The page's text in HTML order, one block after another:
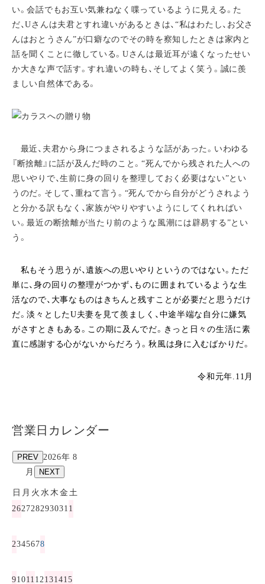
い。会話でもお互い気兼ねなく喋っているように見える。た
だ、Uさんは夫君とすれ違いがあるときは、“私はわたし、お父さ
んはおとうさん”が口癖なのでその時を察知したときは家内と
話を聞くことに徹している。Uさんは最近耳が遠くなったせい
か大きな声で話す。すれ違いの時も、そしてよく笑う。誠に羨
ましい自然体である。
最近、夫君から身につまされるような話があった。いわゆる
『断捨離』に話が及んだ時のこと。“死んでから残された人への
思いやりで、生前に身の回りを整理しておく必要はない”とい
うのだ。そして、重ねて言う。“死んでから自分がどうされよう
と分かる訳もなく、家族がやりやすいようにしてくれればい
い。最近の断捨離が当たり前のような風潮には辟易する”とい
う。
私もそう思うが、遺族への思いやりというのではない。ただ
単に、身の回りの整理がつかず、ものに囲まれているような生
活なので、大事なものはきちんと残すことが必要だと思うだけ
だ。淡々としたU夫妻を見て羨ましく、中途半端な自分に嫌気
がさすときもある。この期に及んでだ。きっと日々の生活に素
直に感謝する心がないからだろう。秋風は身に入むばかりだ。
令和元年.11月
営業日カレンダー
PREV 2026年 8
月
NEXT
日 月 火 水木 金 土
262728293031 1
2345678
91011 12131415